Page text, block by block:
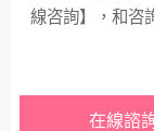
線咨詢】，和咨
在線諮